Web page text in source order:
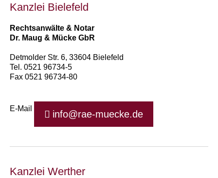
Kanzlei Bielefeld
Rechtsanwälte & Notar
Dr. Maug & Mücke GbR
Detmolder Str. 6, 33604 Bielefeld
Tel. 0521 96734-5
Fax 0521 96734-80
E-Mail
info@rae-muecke.de
Kanzlei Werther